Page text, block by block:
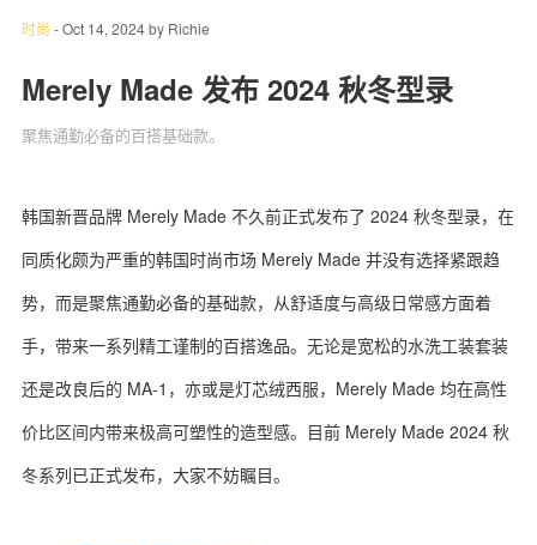
时尚 -Oct 14, 2024by Richie
Merely Made 发布 2024 秋冬型录
聚焦通勤必备的百搭基础款。
韩国新晋品牌 Merely Made 不久前正式发布了 2024 秋冬型录，在
同质化颇为严重的韩国时尚市场 Merely Made 并没有选择紧跟趋
势，而是聚焦通勤必备的基础款，从舒适度与高级日常感方面着
手，带来一系列精工谨制的百搭逸品。无论是宽松的水洗工装套装
还是改良后的 MA-1，亦或是灯芯绒西服，Merely Made 均在高性
价比区间内带来极高可塑性的造型感。目前 Merely Made 2024 秋
冬系列已正式发布，大家不妨瞩目。